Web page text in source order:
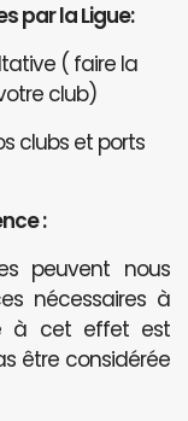
par la Ligue:
( faire la
club)
clubs et ports
:
peuvent nous
nécessaires à
à cet effet est
être considérée